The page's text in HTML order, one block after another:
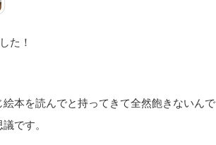
た！
本を読んでと持ってきて全然飽きないんで
です。